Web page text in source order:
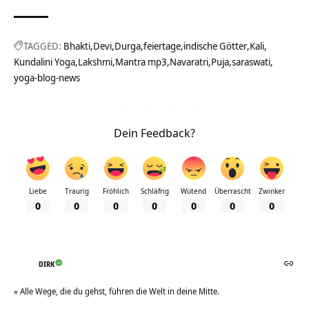
TAGGED: Bhakti Devi Durga feiertage indische Götter Kali
Kundalini Yoga Lakshmi Mantra mp3 Navaratri Puja saraswati
yoga-blog-news
Dein Feedback?
Liebe
0
Traurig
0
Fröhlich
0
Schläfrig
0
Wütend
0
Überrascht
0
Zwinker
0
DIRK
» Alle Wege, die du gehst, führen die Welt in deine Mitte.